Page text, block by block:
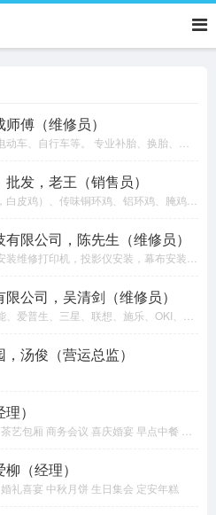
傅（维修员）
发，老王（销售员）
限公司，陈先生（维修员）
公司，吴清剑（维修员）
汤俊（营运总监）
）
（经理）
礼喜宴 中秋月饼 生日集会 定安年糕